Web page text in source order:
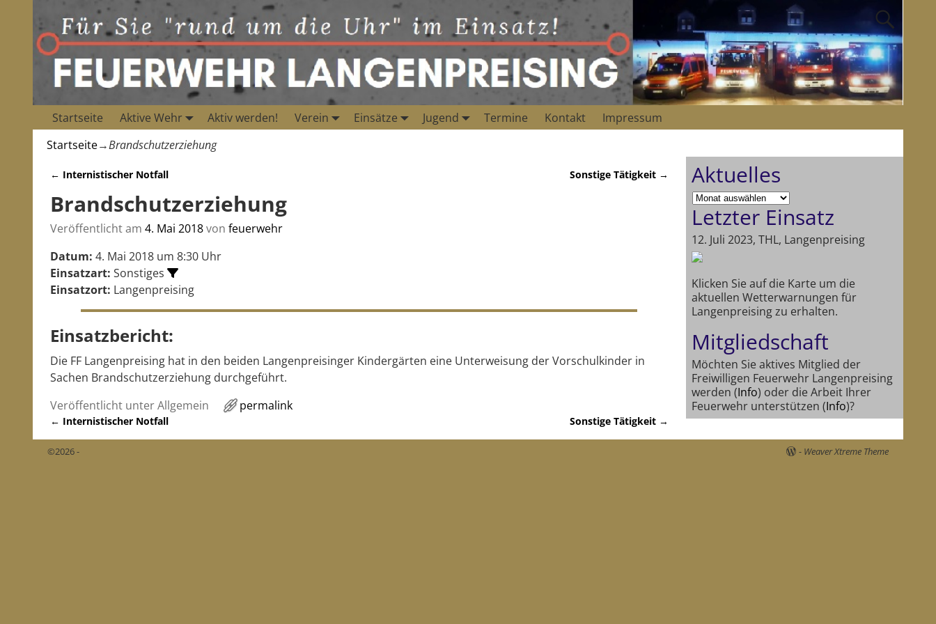
Startseite Aktive Wehr Aktiv werden! Verein Einsätze Jugend Termine Kontakt
Impressum
Startseite→Brandschutzerziehung
← Internistischer Notfall Sonstige Tätigkeit →
Brandschutzerziehung
Veröffentlicht am 4. Mai 2018von feuerwehr
Datum: 4. Mai 2018 um 8:30 Uhr
Einsatzart: Sonstiges
Einsatzort: Langenpreising
Einsatzbericht:
Die FF Langenpreising hat in den beiden Langenpreisinger Kindergärten eine Unterweisung der Vorschulkinder in
Sachen Brandschutzerziehung durchgeführt.
Veröffentlicht unterAllgemein permalink
Artikelnavigation
← Internistischer Notfall Sonstige Tätigkeit →
Aktuelles
Letzter Einsatz
12. Juli 2023, THL, Langenpreising
Klicken Sie auf die Karte um die
aktuellen Wetterwarnungen für
Langenpreising zu erhalten.
Mitgliedschaft
Möchten Sie aktives Mitglied der
Freiwilligen Feuerwehr Langenpreising
werden (Info) oder die Arbeit Ihrer
Feuerwehr unterstützen (Info)?
©2026 - - Weaver Xtreme Theme